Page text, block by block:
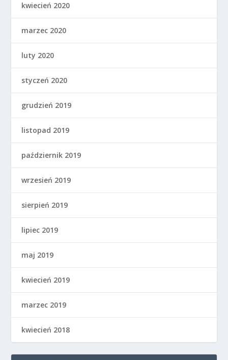
kwiecień 2020
marzec 2020
luty 2020
styczeń 2020
grudzień 2019
listopad 2019
październik 2019
wrzesień 2019
sierpień 2019
lipiec 2019
maj 2019
kwiecień 2019
marzec 2019
kwiecień 2018